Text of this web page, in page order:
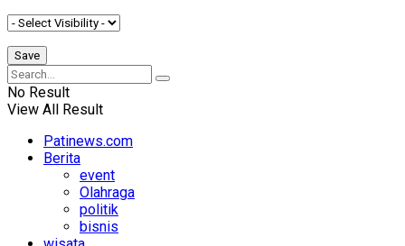
No Result
View All Result
Patinews.com
Berita
event
Olahraga
politik
bisnis